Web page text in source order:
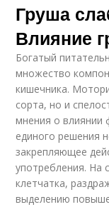
Груша
Влияние
Богатый
множество
кишечника.
сорта, но и
мнения о влиянии
единого решения
закрепляющее
употребления. На
клетчатка,
выделению